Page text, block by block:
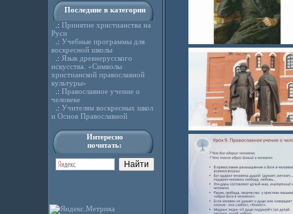
Последние в категории
.: Принятие христианства на
Руси
.: Учебные программы для
воскресной школы
.: Язык древнерусского
искусства. «Символы
христианской православной
культуры»
.: Православное учение о
человеке
.: Учителям воскресных школ
и Основ Православной
Интересно
почитать: